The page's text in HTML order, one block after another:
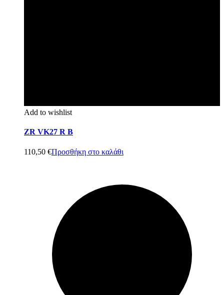
Add to wishlist
ZR VK27 R B
110,50 €Προσθήκη στο καλάθι